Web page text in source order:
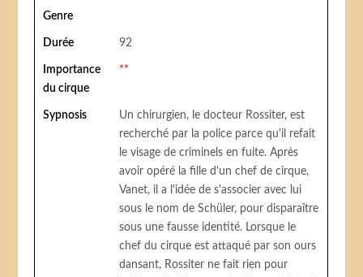
Genre
Durée 92
Importance
du cirque
**
Sypnosis
Un chirurgien, le docteur Rossiter, est
recherché par la police parce qu'il refait
le visage de criminels en fuite. Après
avoir opéré la fille d'un chef de cirque,
Vanet, il a l'idée de s'associer avec lui
sous le nom de Schüler, pour disparaître
sous une fausse identité. Lorsque le
chef du cirque est attaqué par son ours
dansant, Rossiter ne fait rien pour